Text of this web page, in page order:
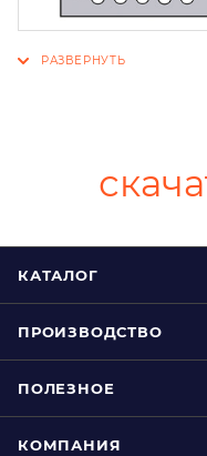
КАТАЛОГ
ПРОИЗВОДСТВО
ПОЛЕЗНОЕ
КОМПАНИЯ